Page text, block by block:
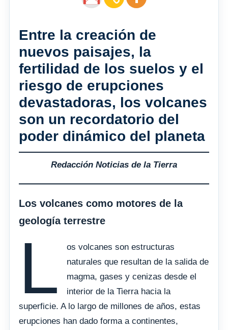
Entre la creación de
nuevos paisajes, la
fertilidad de los suelos y el
riesgo de erupciones
devastadoras, los volcanes
son un recordatorio del
poder dinámico del planeta
Redacción Noticias de la Tierra
Los volcanes como motores de la
geología terrestre
L
os volcanes son estructuras
naturales que resultan de la salida de
magma, gases y cenizas desde el
interior de la Tierra hacia la
superficie. A lo largo de millones de años, estas
erupciones han dado forma a continentes,